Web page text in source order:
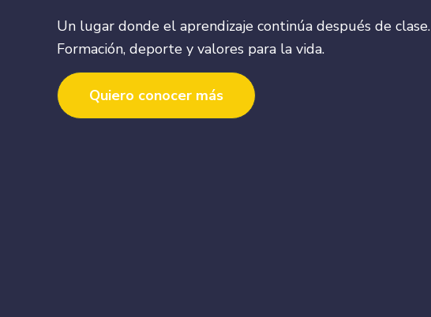
Un lugar donde el aprendizaje continúa después de clase.
Formación, deporte y valores para la vida.
Quiero conocer más